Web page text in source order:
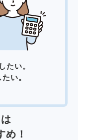
たい。
い。
め！